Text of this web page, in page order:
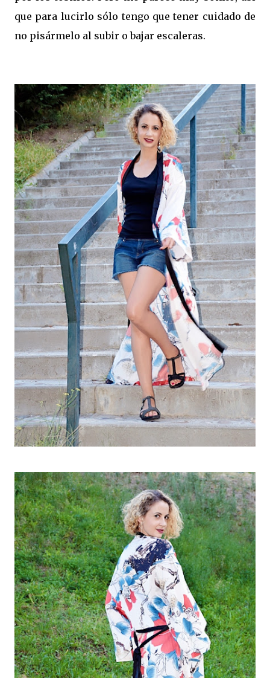
que para lucirlo sólo tengo que tener cuidado de
no pisármelo al subir o bajar escaleras.